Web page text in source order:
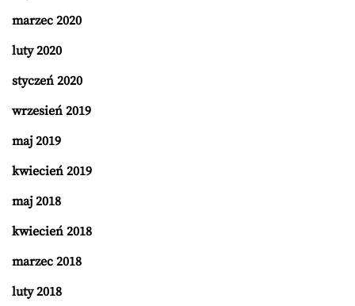
marzec 2020
luty 2020
styczeń 2020
wrzesień 2019
maj 2019
kwiecień 2019
maj 2018
kwiecień 2018
marzec 2018
luty 2018